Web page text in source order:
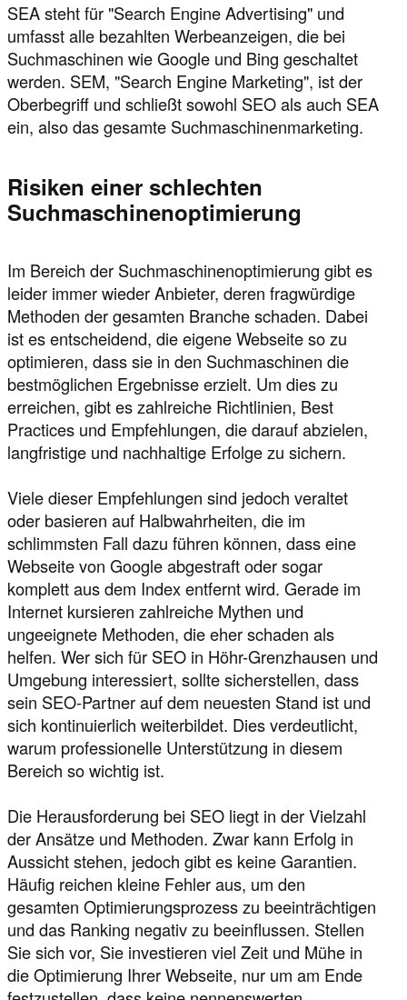
SEA steht für "Search Engine Advertising" und
umfasst alle bezahlten Werbeanzeigen, die bei
Suchmaschinen wie Google und Bing geschaltet
werden. SEM, "Search Engine Marketing", ist der
Oberbegriff und schließt sowohl SEO als auch SEA
ein, also das gesamte Suchmaschinenmarketing.
Risiken einer schlechten
Suchmaschinenoptimierung
Im Bereich der Suchmaschinenoptimierung gibt es
leider immer wieder Anbieter, deren fragwürdige
Methoden der gesamten Branche schaden. Dabei
ist es entscheidend, die eigene Webseite so zu
optimieren, dass sie in den Suchmaschinen die
bestmöglichen Ergebnisse erzielt. Um dies zu
erreichen, gibt es zahlreiche Richtlinien, Best
Practices und Empfehlungen, die darauf abzielen,
langfristige und nachhaltige Erfolge zu sichern.
Viele dieser Empfehlungen sind jedoch veraltet
oder basieren auf Halbwahrheiten, die im
schlimmsten Fall dazu führen können, dass eine
Webseite von Google abgestraft oder sogar
komplett aus dem Index entfernt wird. Gerade im
Internet kursieren zahlreiche Mythen und
ungeeignete Methoden, die eher schaden als
helfen. Wer sich für SEO in Höhr-Grenzhausen und
Umgebung interessiert, sollte sicherstellen, dass
sein SEO-Partner auf dem neuesten Stand ist und
sich kontinuierlich weiterbildet. Dies verdeutlicht,
warum professionelle Unterstützung in diesem
Bereich so wichtig ist.
Die Herausforderung bei SEO liegt in der Vielzahl
der Ansätze und Methoden. Zwar kann Erfolg in
Aussicht stehen, jedoch gibt es keine Garantien.
Häufig reichen kleine Fehler aus, um den
gesamten Optimierungsprozess zu beeinträchtigen
und das Ranking negativ zu beeinflussen. Stellen
Sie sich vor, Sie investieren viel Zeit und Mühe in
die Optimierung Ihrer Webseite, nur um am Ende